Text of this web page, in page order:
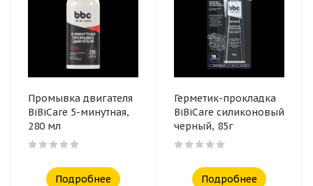
Промывка двигателя
BiBiCare 5-минутная,
280 мл
Подробнее
Герметик-прокладка
BiBiCare силиконовый
черный, 85г
Подробнее